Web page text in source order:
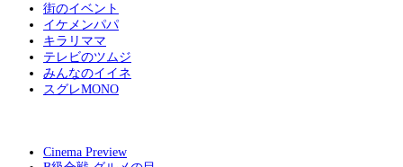
街のイベント
イケメンパパ
キラリママ
テレビのツムジ
みんなのイイネ
スグレMONO
Cinema Preview